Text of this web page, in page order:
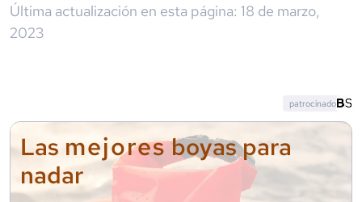
Última actualización en esta página: 18 de marzo,
2023
Las mejoresboyas para
nadar
patrocinado